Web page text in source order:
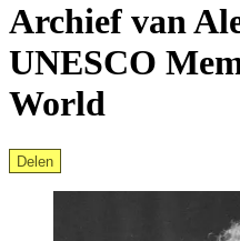
Archief van
UNESCO
World
Delen